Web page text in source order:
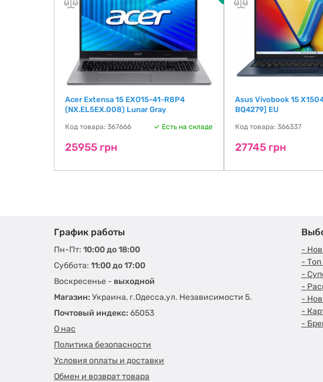
Acer Extensa 15 EXO15-41-R8P4
(NX.EL5EX.008) Lunar Gray
Код товара: 367666 Есть на складе
25955 грн
Asus Vivobook 15
BQ4279] EU
Код товара: 366337
27745 грн
График работы
Пн-Пт: 10:00 до 18:00
Суббота: 11:00 до 17:00
Воскресенье - выходной
Магазин: Украина, г.Одесса,ул. Независимости 5.
Почтовый индекс: 65053
О нас
Политика безопасности
Условия оплаты и доставки
Обмен и возврат товара
-
-
-
-
-
-
-